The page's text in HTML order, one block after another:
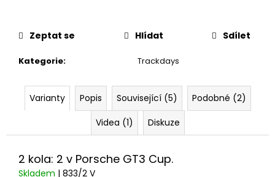
Kategorie: Trackdays
Zeptat se Hlídat Sdílet
Varianty Popis Související (5)
Podobné (2)
Videa (1)
Diskuze
2 kola: 2 v Porsche GT3 Cup.
Skladem | 833/2 V
THOR
VÝFUKOVÝ
SYSTÉM
30
220